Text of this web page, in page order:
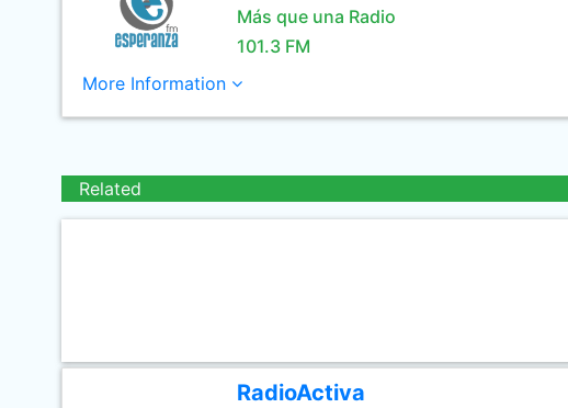
Más que una Radio
101.3 FM
More Information
Related
RadioActiva